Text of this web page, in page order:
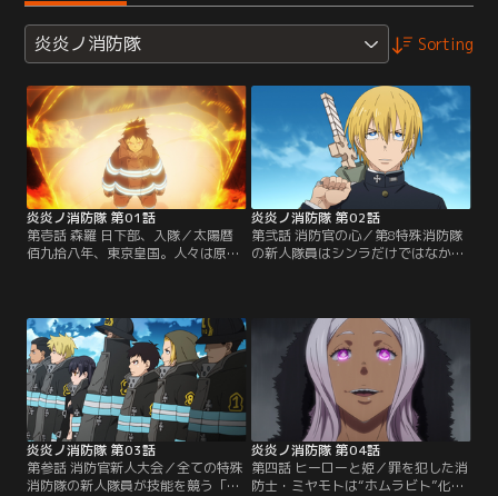
炎炎ノ消防隊 Sorting
炎炎ノ消防隊 第01話
第壱話 森羅 日下部、入隊／太陽暦
佰九拾八年、東京皇国。人々は原因
る。“ホムラビト”に対抗する特殊消
防隊の新人隊員で、悪魔の足跡と呼
ばれる発火能力を持つ少年・シンラ
は、桜備大隊長の率いる第8特殊消
防隊に配属されることに。 配属初日
の夜、突如…。【提供：バンダイチ
ャンネル】
炎炎ノ消防隊 第02話
第弐話 消防官の心／第8特殊消防隊
の新人隊員はシンラだけではなかっ
た。シンラとアーサーはケンカばか
りしながらも、桜備、火縄、マキか
ら消防官としての知識・強さを学ん
でいく。 しかし、そんな中、舞い込
んだ緊急出動の現場で…。【提供：
バンダイチャンネル】
炎炎ノ消防隊 第03話
第参話 消防官新人大会／全ての特殊
消防隊の新人隊員が技能を競う「消
炎炎ノ消防隊 第04話
第四話 ヒーローと姫／罪を犯した消
防士・ミヤモトは“ホムラビト”化し